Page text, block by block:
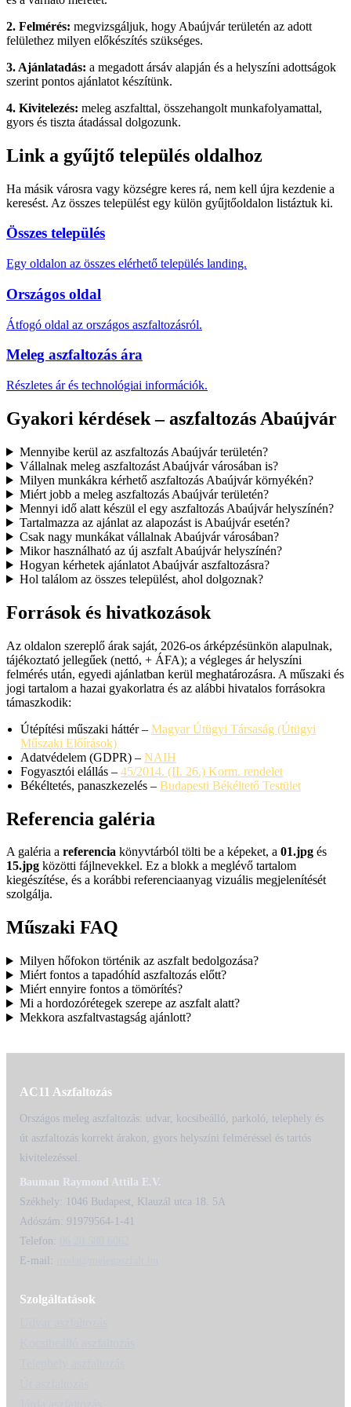
2. Felmérés: megvizsgáljuk, hogy Abaújvár területén az adott
felülethez milyen előkészítés szükséges.
3. Ajánlatadás: a megadott ársáv alapján és a helyszíni adottságok
szerint pontos ajánlatot készítünk.
4. Kivitelezés: meleg aszfalttal, összehangolt munkafolyamattal,
gyors és tiszta átadással dolgozunk.
Link a gyűjtő település oldalhoz
Ha másik városra vagy községre keres rá, nem kell újra kezdenie a
keresést. Az összes települést egy külön gyűjtőoldalon listáztuk ki.
Összes település
Egy oldalon az összes elérhető település landing.
Országos oldal
Átfogó oldal az országos aszfaltozásról.
Meleg aszfaltozás ára
Részletes ár és technológiai információk.
Gyakori kérdések – aszfaltozás Abaújvár
Mennyibe kerül az aszfaltozás Abaújvár területén?
Vállalnak meleg aszfaltozást Abaújvár városában is?
Milyen munkákra kérhető aszfaltozás Abaújvár környékén?
Miért jobb a meleg aszfaltozás Abaújvár területén?
Mennyi idő alatt készül el egy aszfaltozás Abaújvár helyszínén?
Tartalmazza az ajánlat az alapozást is Abaújvár esetén?
Csak nagy munkákat vállalnak Abaújvár városában?
Mikor használható az új aszfalt Abaújvár helyszínén?
Hogyan kérhetek ajánlatot Abaújvár aszfaltozásra?
Hol találom az összes települést, ahol dolgoznak?
Források és hivatkozások
Az oldalon szereplő árak saját, 2026-os árképzésünkön alapulnak,
tájékoztató jellegűek (nettó, + ÁFA); a végleges ár helyszíni
felmérés után, egyedi ajánlatban kerül meghatározásra. A műszaki és
jogi tartalom a hazai gyakorlatra és az alábbi hivatalos forrásokra
támaszkodik:
Útépítési műszaki háttér – Magyar Útügyi Társaság (Útügyi
Műszaki Előírások)
Adatvédelem (GDPR) – NAIH
Fogyasztói elállás – 45/2014. (II. 26.) Korm. rendelet
Békéltetés, panaszkezelés – Budapesti Békéltető Testület
Referencia galéria
A galéria a referencia könyvtárból tölti be a képeket, a 01.jpg és
15.jpg közötti fájlnevekkel. Ez a blokk a meglévő tartalom
kiegészítése, és a korábbi referenciaanyag vizuális megjelenítését
szolgálja.
Műszaki FAQ
Milyen hőfokon történik az aszfalt bedolgozása?
Miért fontos a tapadóhíd aszfaltozás előtt?
Miért ennyire fontos a tömörítés?
Mi a hordozórétegek szerepe az aszfalt alatt?
Mekkora aszfaltvastagság ajánlott?
AC11 Aszfaltozás
Országos meleg aszfaltozás: udvar, kocsibeálló, parkoló, telephely és
út aszfaltozás korrekt árakon, gyors helyszíni felméréssel és tartós
kivitelezéssel.
Bauman Raymond Attila E.V.
Székhely: 1046 Budapest, Klauzál utca 18. 5A
Adószám: 91979564-1-41
Telefon:
E-mail:
Szolgáltatások